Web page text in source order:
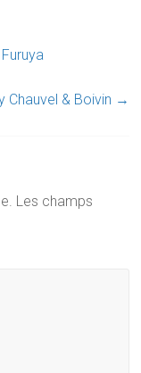
Chauvel & Boivin →
Les champs